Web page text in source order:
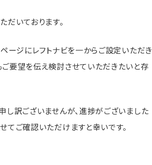
だいております。
ージにレフトナビを一からご設定いただき
要望を伝え検討させていただきたいと存
し訳ございませんが、進捗がございました
てご確認いただけますと幸いです。